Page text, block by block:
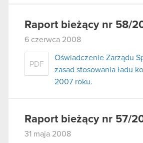
Raport bieżący nr 58/
6 czerwca 2008
PDF
Oświadczenie Zarządu
zasad stosowania ładu
2007 roku.
Raport bieżący nr 57/
31 maja 2008